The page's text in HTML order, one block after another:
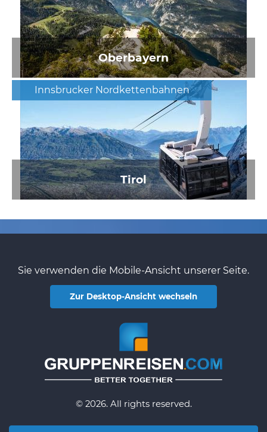
Oberbayern
Innsbrucker Nordkettenbahnen
Tirol
Sie verwenden die Mobile-Ansicht unserer Seite.
Zur Desktop-Ansicht wechseln
© 2026. All rights reserved.